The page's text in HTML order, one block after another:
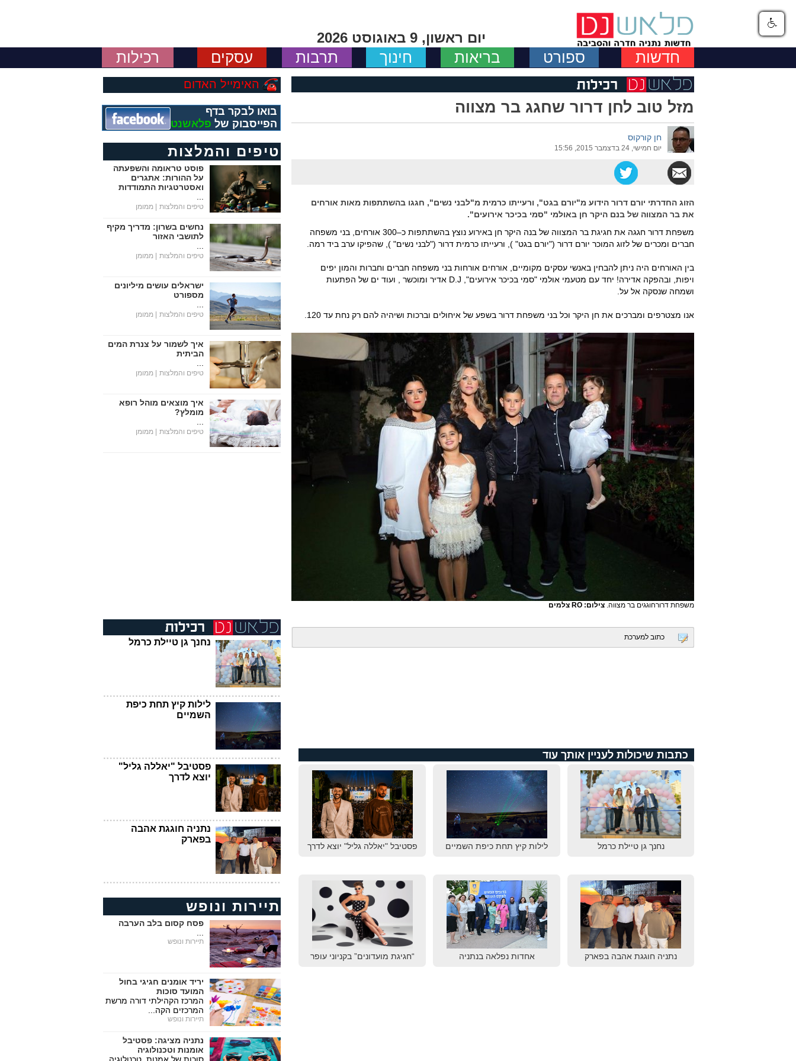
יום ראשון, 9 באוגוסט 2026
חדשות ספורט בריאות חינוך תרבות עסקים רכילות
מזל טוב לחן דרור שחגג בר מצווה
חן קורקוס
יום חמישי, 24 בדצמבר 2015, 15:56
הזוג החדרתי יורם דרור הידוע מ"יורם בגט", ורעייתו כרמית מ"לבני נשים", חגגו בהשתתפות מאות אורחים
את בר המצווה של בנם היקר חן באולמי "סמי בכיכר אירועים".
משפחת דרור חגגה את חגיגת בר המצווה של בנה היקר חן באירוע נוצץ בהשתתפות כ–300 אורחים, בני משפחה
חברים ומכרים של לזוג המוכר יורם דרור ("יורם בגט" ), ורעייתו כרמית דרור ("לבני נשים" ), שהפיקו ערב ביד רמה.
בין האורחים היה ניתן להבחין באנשי עסקים מקומיים, אורחים אורחות בני משפחה חברים וחברות והמון יפים
ויפות, ובהפקה אדירה! יחד עם מטעמי אולמי "סמי בכיכר אירועים", D.J אדיר ומוכשר , ועוד ים של הפתעות
ושמחה שנסקה אל על.
אנו מצטרפים ומברכים את חן היקר וכל בני משפחת דרור בשפע של איחולים וברכות ושיהיה להם רק נחת עד 120.
משפחת דרורחוגגים בר מצווה. צילום: RO צלמים
כתוב למערכת
כתבות שיכולות לעניין אותך עוד
נחנך גן טיילת כרמל לילות קיץ תחת כיפת השמיים פסטיבל "יאללה גליל" יוצא לדרך
נתניה חוגגת אהבה בפארק אחדות נפלאה בנתניה “חגיגת מועדונים” בקניוני עופר
האימייל האדום
בואו לבקר בדף
הפייסבוק של פלאשנט
טיפים והמלצות
פוסט טראומה והשפעתה
על ההורות: אתגרים
ואסטרטגיות התמודדות
טיפים והמלצות | ממומן
נחשים בשרון: מדריך מקיף
לתושבי האזור
טיפים והמלצות | ממומן
ישראלים עושים מיליונים
מספורט
טיפים והמלצות | ממומן
איך לשמור על צנרת המים
הביתית
טיפים והמלצות | ממומן
איך מוצאים מוהל רופא
מומלץ?
טיפים והמלצות | ממומן
נחנך גן טיילת כרמל
לילות קיץ תחת כיפת
השמיים
פסטיבל "יאללה גליל"
יוצא לדרך
נתניה חוגגת אהבה
בפארק
תיירות ונופש
פסח קסום בלב הערבה
תיירות ונופש
יריד אומנים חגיגי בחול
המועד סוכות
המרכז הקהילתי דורה מרשת
המרכזים הקה...
תיירות ונופש
נתניה מציגה: פסטיבל
אומנות וטכנולוגיה